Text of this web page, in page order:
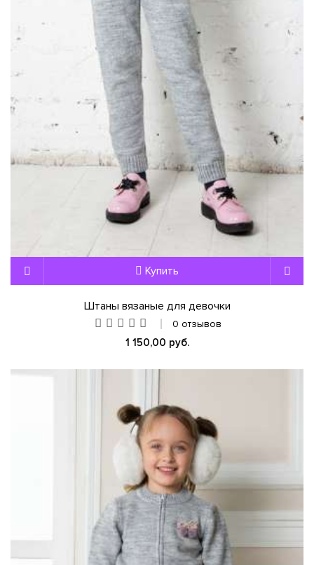
Купить
Штаны вязаные для девочки
0 отзывов
1 150,00 руб.